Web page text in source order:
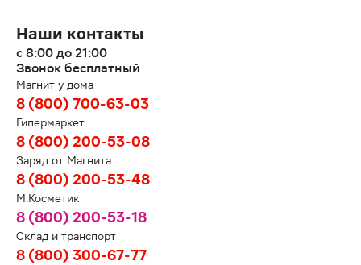
Наши контакты
с 8:00 до 21:00
Звонок бесплатный
Магнит у дома
8 (800) 700-63-03
Гипермаркет
8 (800) 200-53-08
Заряд от Магнита
8 (800) 200-53-48
М.Косметик
8 (800) 200-53-18
Склад и транспорт
8 (800) 300-67-77